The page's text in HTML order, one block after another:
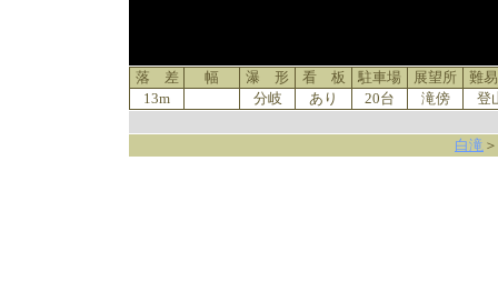
落 差 幅 瀑 形 看 板 駐車場 展望所
難
13m
分岐 あり 20台 滝傍 登
白滝 ＞